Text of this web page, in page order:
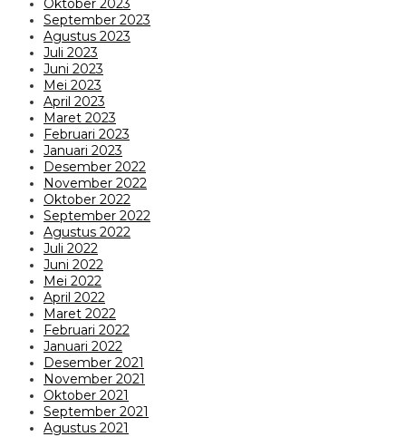
Oktober 2023
September 2023
Agustus 2023
Juli 2023
Juni 2023
Mei 2023
April 2023
Maret 2023
Februari 2023
Januari 2023
Desember 2022
November 2022
Oktober 2022
September 2022
Agustus 2022
Juli 2022
Juni 2022
Mei 2022
April 2022
Maret 2022
Februari 2022
Januari 2022
Desember 2021
November 2021
Oktober 2021
September 2021
Agustus 2021